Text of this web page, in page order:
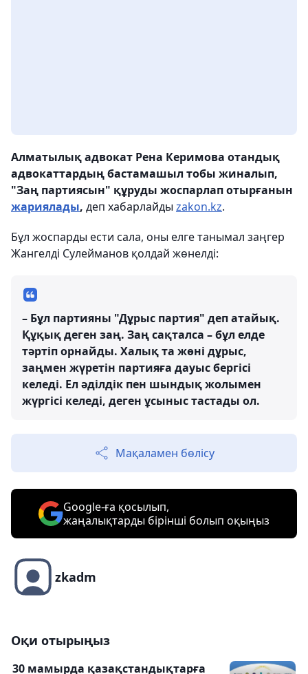
Алматылық адвокат Рена Керимова отандық
адвокаттардың бастамашыл тобы жиналып,
"Заң партиясын" құруды жоспарлап отырғанын
жариялады, деп хабарлайды zakon.kz.
Бұл жоспарды ести сала, оны елге танымал заңгер
Жангелді Сулейманов қолдай жөнелді:
– Бұл партияны "Дұрыс партия" деп атайық.
Құқық деген заң. Заң сақталса – бұл елде
тәртіп орнайды. Халық та жөні дұрыс,
заңмен жүретін партияға дауыс бергісі
келеді. Ел әділдік пен шындық жолымен
жүргісі келеді, деген ұсыныс тастады ол.
Мақаламен бөлісу
Google-ға қосылып,
жаңалықтарды бірінші болып оқыңыз
zkadm
Оқи отырыңыз
30 мамырда қазақстандықтарға